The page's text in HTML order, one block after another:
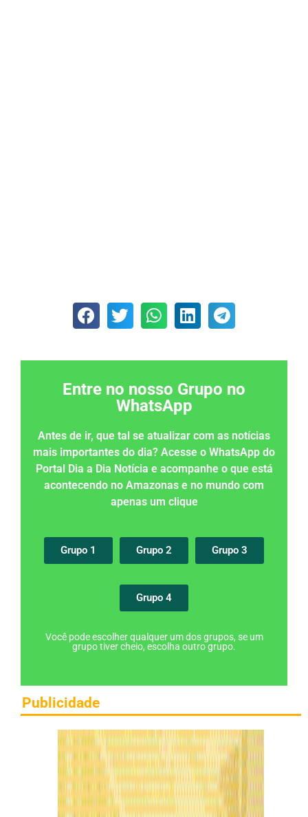
Entre no nosso Grupo no
WhatsApp
Antes de ir, que tal se atualizar com as notícias
mais importantes do dia? Acesse o WhatsApp do
Portal Dia a Dia Notícia e acompanhe o que está
acontecendo no Amazonas e no mundo com
apenas um clique
Grupo 1 Grupo 2 Grupo 3
Grupo 4
Você pode escolher qualquer um dos grupos, se um
grupo tiver cheio, escolha outro grupo.
Publicidade